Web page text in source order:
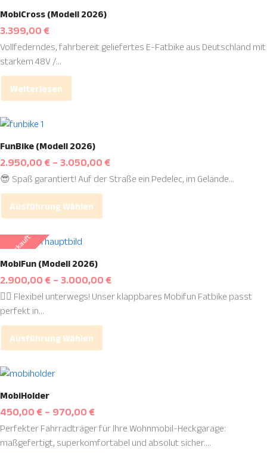
MobiCross (Modell 2026)
3.399,00€
Vollfederndes, fahrbereit geliefertes E-Fatbike aus Deutschland mit
starkem 48V /...
Weiterlesen
FunBike (Modell 2026)
2.950,00€ – 3.050,00€
😎 Spaß garantiert! Auf der Straße ein Pedelec, im Gelände...
Ausführung Wählen
Dieses
weist
mehrere
Varianten
auf.
Die
können
auf
der
Produktseite
gewählt
werden
MobiFun (Modell 2026)
2.900,00€ – 3.000,00€
🚴‍♀️ Flexibel unterwegs! Unser klappbares Mobifun Fatbike passt
perfekt in...
Ausführung Wählen
Dieses
weist
mehrere
Varianten
auf.
Die
Optionen
auf
Produktseite
gewählt
werden
MobiHolder
450,00€ – 970,00€
Perfekter Fahrradträger für Ihre Wohnmobil-Heckgarage:
maßgefertigt, superkomfortabel und absolut sicher....
Dieses
weist
mehrere
Varianten
auf.